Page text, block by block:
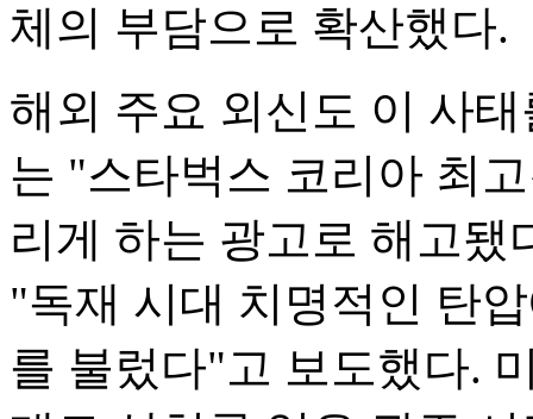
체의 부담으로 확산했다.
해외 주요 외신도 이 사
는 "스타벅스 코리아 최
리게 하는 광고로 해고
"독재 시대 치명적인 탄
를 불렀다"고 보도했다.